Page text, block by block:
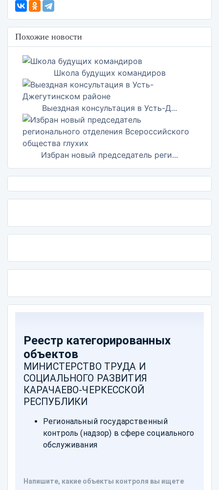
Похожие новости
Школа будущих командиров
Выездная консультация в Усть-Д...
Избран новый председатель реги...